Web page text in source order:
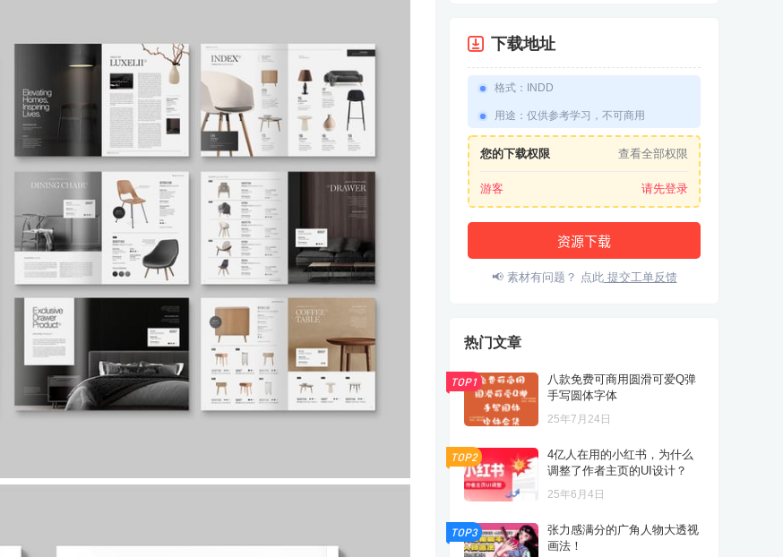
下载地址
格式 ： INDD
用途 ： 仅供参考学习，不可商用
您的下载权限 查看全部权限
游客 请先登录
资源下载
📢 素材有问题？ 点此提交工单反馈
热门文章
TOP1
八款免费可商用圆滑可爱Q弹
手写圆体字体
25年7月24日
TOP2
4亿人在用的小红书，为什么
调整了作者主页的UI设计？
25年6月4日
TOP3
张力感满分的广角人物大透视
画法！